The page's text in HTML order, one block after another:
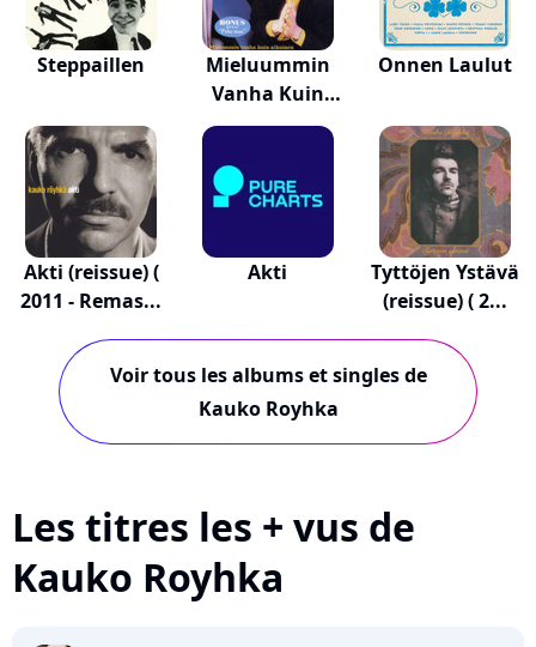
Steppaillen
Mieluummin
Vanha Kuin
Aikuinen
Onnen Laulut
Akti (reissue) (
2011 - Remas...
Akti
Tyttöjen Ystävä
(reissue) ( 2...
Voir tous les albums et singles de
Kauko Royhka
Les titres les + vus de
Kauko Royhka